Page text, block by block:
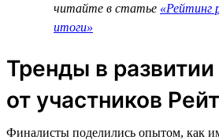
читайте в статье «Рейтинг
итоги»
Тренды в
от участников
Финалисты поделились опытом, как